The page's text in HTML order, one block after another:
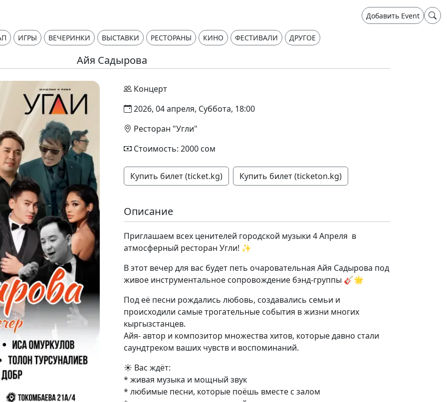
Добавить Event
ИГРЫ ВЕЧЕРИНКИ ВЫСТАВКИ РЕСТОРАНЫ КИНО ФЕСТИВАЛИ ДРУГОЕ
Айя Садырова
Концерт
2026, 04 апреля, Суббота, 18:00
Ресторан "Угли"
Стоимость: 2000 сом
Купить билет (ticket.kg) Купить билет (ticketon.kg)
Описание
Приглашаем всех ценителей городской музыки 4 Апреля в
атмосферный ресторан Угли! ✨
В этот вечер для вас будет петь очаровательная Айя Садырова под
живое инструментальное сопровождение бэнд-группы 🎸🌟
Под её песни рождались любовь, создавались семьи и
происходили самые трогательные события в жизни многих
кыргызстанцев.
Айя- автор и композитор множества хитов, которые давно стали
саундтреком ваших чувств и воспоминаний.
☀️ Вас ждёт:
* живая музыка и мощный звук
* любимые песни, которые поёшь вместе с залом